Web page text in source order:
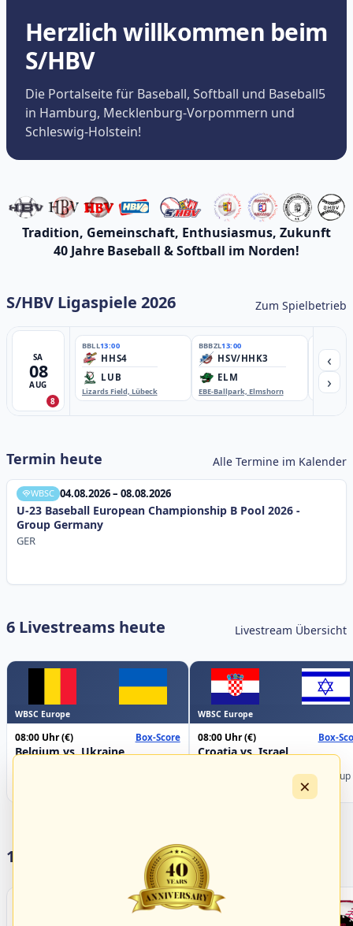
Herzlich willkommen beim
S/HBV
Die Portalseite für Baseball, Softball und Baseball5
in Hamburg, Mecklenburg-Vorpommern und
Schleswig-Holstein!
Tradition, Gemeinschaft, Enthusiasmus, Zukunft
40 Jahre Baseball & Softball im Norden!
S/HBV Ligaspiele 2026 Zum Spielbetrieb
SA
08
AUG
8
BBLL13:00
HHS4
LUB
Lizards Field, Lübeck
BBBZL13:00
HSV/HHK3
ELM
EBE-Ballpark, Elmshorn
‹
›
Termin heute Alle Termine im Kalender
WBSC 04.08.2026 – 08.08.2026
U-23 Baseball European Championship B Pool 2026 -
Group Germany
GER
6 Livestreams heute Livestream Übersicht
WBSC Europe
08:00 Uhr(€) Box-Score
Belgium vs. Ukraine
WBSC Europe
08:00 Uhr(€) Box-
Croatia vs. Israel
Championship B Pool 2026 - Group
17 Vereine im S/HBV
×